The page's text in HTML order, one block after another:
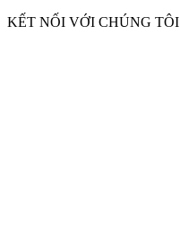
KẾT NỐI VỚI CHÚNG TÔI